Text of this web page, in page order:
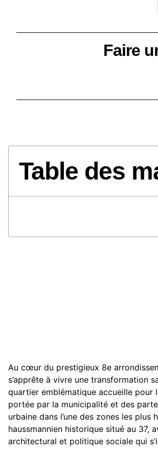
Faire
Table des
Au cœur du prestigieux 8e
s’apprête à vivre une transformation
quartier emblématique accueille pour
portée par la municipalité et des
urbaine dans l’une des zones les
haussmannien historique situé au 37,
architectural et politique sociale qui